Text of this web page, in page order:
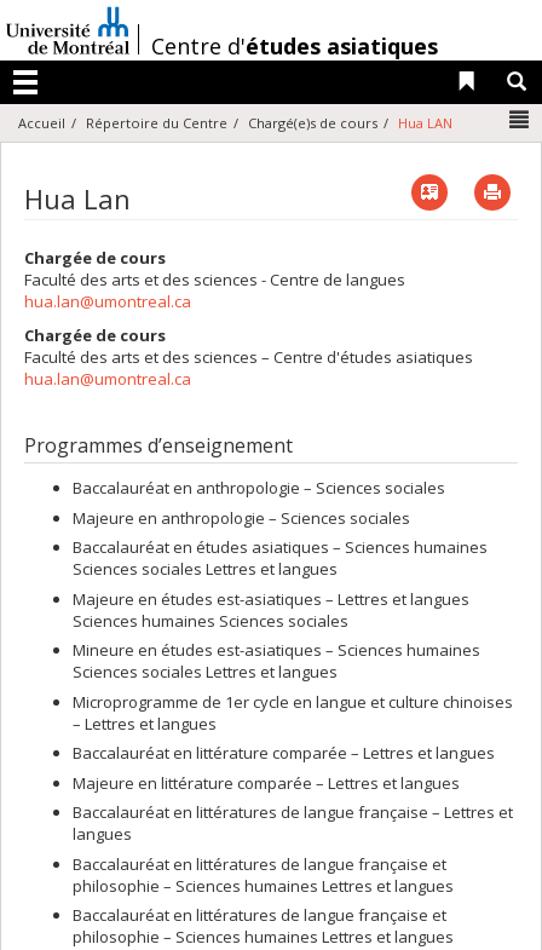
au
contenu
/
Centre d'études asiatiques
Menu
Liens
Accueil Répertoire du Centre Chargé(e)s de cours Hua LAN
Hua Lan Vcard
Chargée de cours
Faculté des arts et des sciences - Centre de langues
hua.lan@umontreal.ca
Chargée de cours
Faculté des arts et des sciences – Centre d'études asiatiques
hua.lan@umontreal.ca
Programmes d’enseignement
Baccalauréat en anthropologie – Sciences sociales
Majeure en anthropologie – Sciences sociales
Baccalauréat en études asiatiques – Sciences humaines
Sciences sociales Lettres et langues
Majeure en études est-asiatiques – Lettres et langues
Sciences humaines Sciences sociales
Mineure en études est-asiatiques – Sciences humaines
Sciences sociales Lettres et langues
Microprogramme de 1er cycle en langue et culture chinoises
– Lettres et langues
Baccalauréat en littérature comparée – Lettres et langues
Majeure en littérature comparée – Lettres et langues
Baccalauréat en littératures de langue française – Lettres et
langues
Baccalauréat en littératures de langue française et
philosophie – Sciences humaines Lettres et langues
Baccalauréat en littératures de langue française et
philosophie – Sciences humaines Lettres et langues